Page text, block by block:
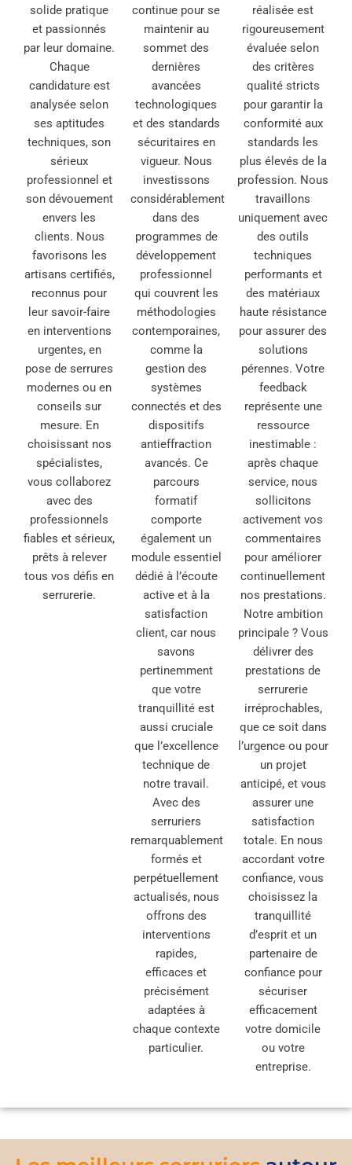
solide pratique
et passionnés
par leur domaine.
Chaque
candidature est
analysée selon
ses aptitudes
techniques, son
sérieux
professionnel et
son dévouement
envers les
clients. Nous
favorisons les
artisans certifiés,
reconnus pour
leur savoir-faire
en interventions
urgentes, en
pose de serrures
modernes ou en
conseils sur
mesure. En
choisissant nos
spécialistes,
vous collaborez
avec des
professionnels
fiables et sérieux,
prêts à relever
tous vos défis en
serrurerie.
continue pour se
maintenir au
sommet des
dernières
avancées
technologiques
et des standards
sécuritaires en
vigueur. Nous
investissons
considérablement
dans des
programmes de
développement
professionnel
qui couvrent les
méthodologies
contemporaines,
comme la
gestion des
systèmes
connectés et des
dispositifs
antieffraction
avancés. Ce
parcours
formatif
comporte
également un
module essentiel
dédié à l’écoute
active et à la
satisfaction
client, car nous
savons
pertinemment
que votre
tranquillité est
aussi cruciale
que l’excellence
technique de
notre travail.
Avec des
serruriers
remarquablement
formés et
perpétuellement
actualisés, nous
offrons des
interventions
rapides,
efficaces et
précisément
adaptées à
chaque contexte
particulier.
réalisée est
rigoureusement
évaluée selon
des critères
qualité stricts
pour garantir la
conformité aux
standards les
plus élevés de la
profession. Nous
travaillons
uniquement avec
des outils
techniques
performants et
des matériaux
haute résistance
pour assurer des
solutions
pérennes. Votre
feedback
représente une
ressource
inestimable :
après chaque
service, nous
sollicitons
activement vos
commentaires
pour améliorer
continuellement
nos prestations.
Notre ambition
principale ? Vous
délivrer des
prestations de
serrurerie
irréprochables,
que ce soit dans
l’urgence ou pour
un projet
anticipé, et vous
assurer une
satisfaction
totale. En nous
accordant votre
confiance, vous
choisissez la
tranquillité
d’esprit et un
partenaire de
confiance pour
sécuriser
efficacement
votre domicile
ou votre
entreprise.